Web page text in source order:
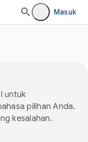
Masuk
untuk
pilihan Anda.
kesalahan.